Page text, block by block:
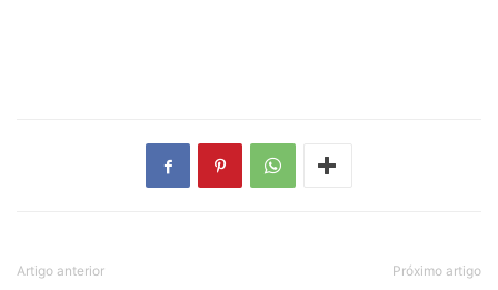
Artigo anterior Próximo artigo